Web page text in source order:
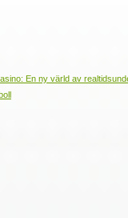
En ny värld av